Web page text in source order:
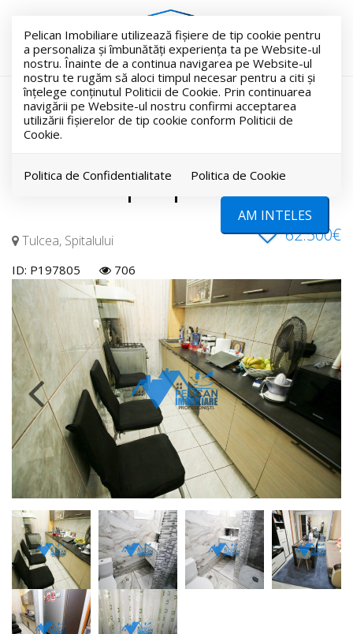
Pelican Imobiliare utilizează fişiere de tip cookie pentru
a personaliza și îmbunătăți experiența ta pe Website-ul
nostru. Înainte de a continua navigarea pe Website-ul
nostru te rugăm să aloci timpul necesar pentru a citi și
înțelege conținutul Politicii de Cookie. Prin continuarea
navigării pe Website-ul nostru confirmi acceptarea
utilizării fişierelor de tip cookie conform Politicii de
Cookie.
Politica de Confidentialitate Politica de Cookie
AM INTELES
Marinarul, 2 camere
renovat modern,
centrala proprie
Tulcea, Spitalului 62.500€
ID: P197805 706